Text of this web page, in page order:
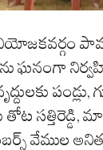
ఘనంగా
పండ్లు,
తోట సత్తిరెడ్డి,
వేముల